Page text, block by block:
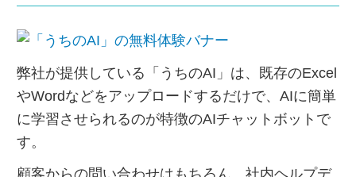
弊社が提供している「うちのAI」は、既存のExcel
やWordなどをアップロードするだけで、AIに簡単
に学習させられるのが特徴のAIチャットボットで
す。
顧客からの問い合わせはもちろん、社内ヘルプデ